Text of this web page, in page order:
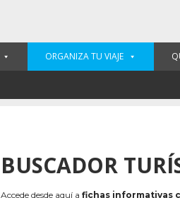
ORGANIZA TU VIAJE
BUSCADOR
Accede desde aquí a fichas informativas